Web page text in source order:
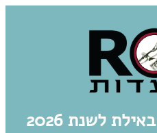
לשנת 2026